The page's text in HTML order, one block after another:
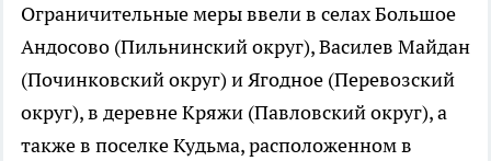
Ограничительные меры ввели в селах Большое
Андосово (Пильнинский округ), Василев Майдан
(Починковский округ) и Ягодное (Перевозский
округ), в деревне Кряжи (Павловский округ), а
также в поселке Кудьма, расположенном в